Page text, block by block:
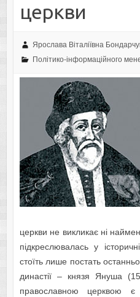
церкви
Ярослава Віталіївна
Політико-інформаційного
церкви не викликає ні
підкреслювалась у
стоїть лише постать
династії – князя Януша
православною церквою